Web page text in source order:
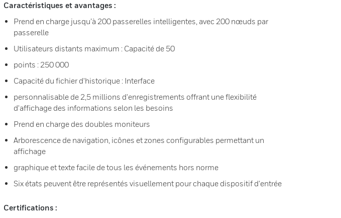
Caractéristiques et avantages :
Prend en charge jusqu’à 200 passerelles intelligentes, avec 200 nœuds par
passerelle
Utilisateurs distants maximum : Capacité de 50
points : 250 000
Capacité du fichier d'historique : Interface
personnalisable de 2,5 millions d'enregistrements offrant une flexibilité
d'affichage des informations selon les besoins
Prend en charge des doubles moniteurs
Arborescence de navigation, icônes et zones configurables permettant un
affichage
graphique et texte facile de tous les événements hors norme
Six états peuvent être représentés visuellement pour chaque dispositif d'entrée
Certifications :